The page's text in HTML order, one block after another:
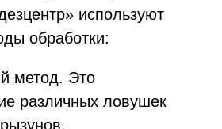
используют
обработки:
метод. Это
различных ловушек